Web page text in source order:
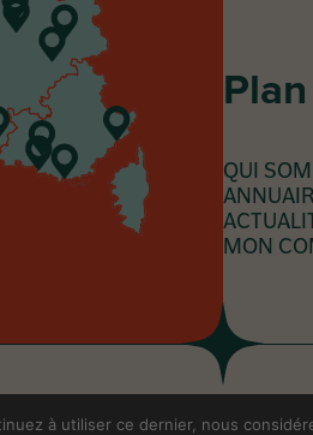
QUI
MON
à utiliser ce dernier, nous